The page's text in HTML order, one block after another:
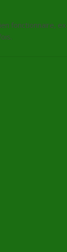
fonctionnaire,